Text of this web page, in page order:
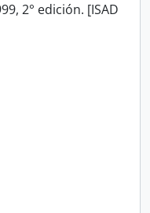
2° edición. [ISAD